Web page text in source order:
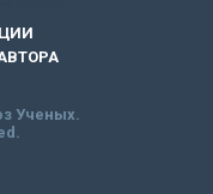
Ученых.